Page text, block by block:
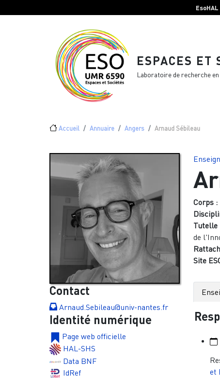
EsoHAL
ESPACES ET
Laboratoire de recherche
Fil d'Ariane
Accueil Annuaire Angers Arnaud Sébileau
Contact
Arnaud.Sebileau@univ-nantes.fr
Identité numérique
Page web officielle
HAL-SHS
Data BNF
IdRef
Corps :
Tutelle
de
Site
et